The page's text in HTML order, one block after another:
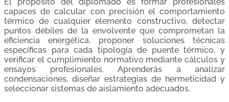
capaces de calcular con precisión el comportamiento
térmico de cualquier elemento constructivo, detectar
puntos débiles de la envolvente que comprometan la
eficiencia energética, proponer soluciones técnicas
específicas para cada tipología de puente térmico, y
verificar el cumplimiento normativo mediante cálculos y
ensayos profesionales. Aprenderás a analizar
condensaciones, diseñar estrategias de hermeticidad y
seleccionar sistemas de aislamiento adecuados.